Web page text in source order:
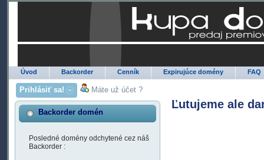
Úvod Backorder Cenník Expirujúce domény FAQ
Prihlásiť sa! Máte už účet ?
Backorder domén
Posledné domény odchytené cez náš
Backorder :
Ľutujeme ale